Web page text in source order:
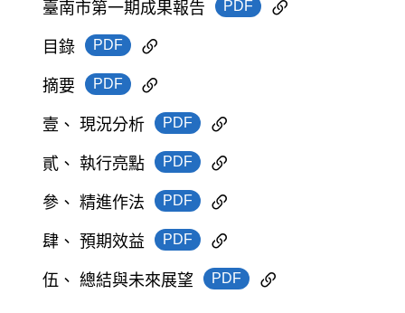
臺南市第一期成果報告 PDF
目錄 PDF
摘要 PDF
壹、 現況分析 PDF
貳、 執行亮點 PDF
參、 精進作法 PDF
肆、 預期效益 PDF
伍、 總結與未來展望 PDF